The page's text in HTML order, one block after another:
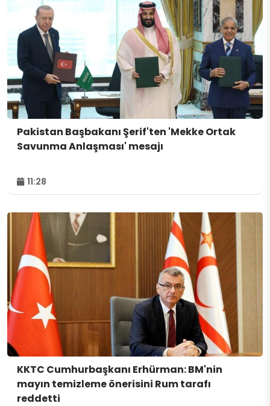
Pakistan Başbakanı Şerif'ten 'Mekke Ortak
Savunma Anlaşması' mesajı
11:28
KKTC Cumhurbaşkanı Erhürman: BM'nin
mayın temizleme önerisini Rum tarafı
reddetti